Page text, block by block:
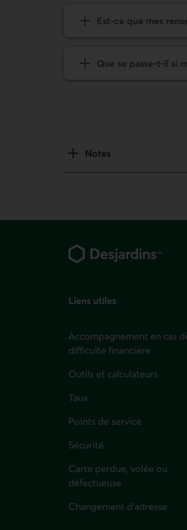
Est-ce que mes
Que se passe-t-il si
Notes
Liens utiles
Accompagnement en cas
difficulté financière
Outils et calculateurs
Taux
Points de service
Sécurité
Carte perdue, volée ou
défectueuse
Changement d'adresse